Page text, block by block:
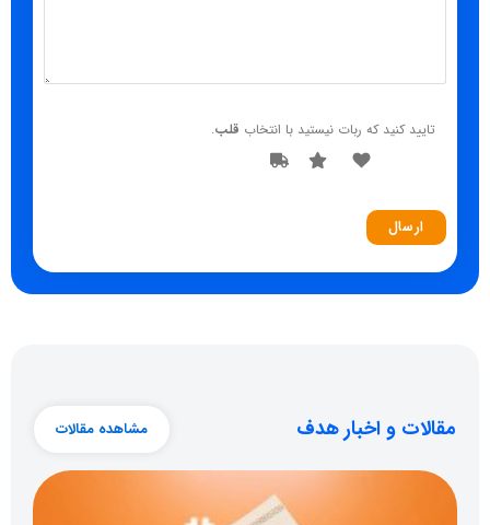
تایید کنید که ربات نیستید با انتخاب قلب.
مقالات و اخبار هدف مشاهده مقالات